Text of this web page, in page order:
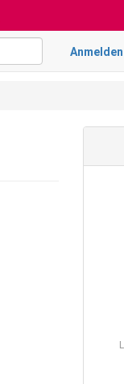
Anmelden